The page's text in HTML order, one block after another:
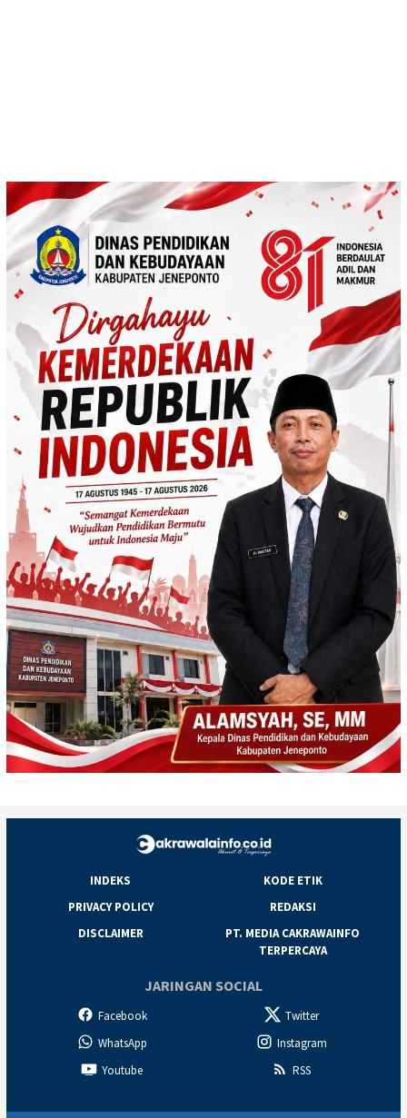
INDEKS
KODE ETIK
PRIVACY POLICY
REDAKSI
DISCLAIMER
PT. MEDIA CAKRAWAINFO
TERPERCAYA
JARINGAN SOCIAL
Facebook
Twitter
WhatsApp
Instagram
Youtube
RSS